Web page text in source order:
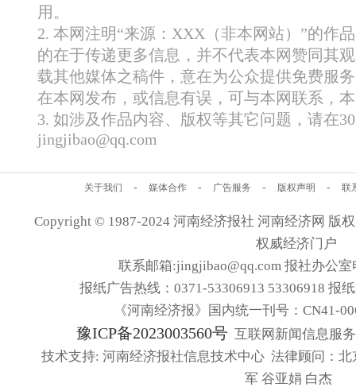
用。
2. 本网注明“来源：XXX（非本网站）”的作
的在于传递更多信息，并不代表本网赞同其
载其他媒体之稿件，意在为公众提供免费服
在本网发布，或信息有误，可与本网联系，
3. 如涉及作品内容、版权等其它问题，请在
jingjibao@qq.com
关于我们 - 媒体合作 - 广告服务 - 版权声明 - 联
Copyright © 1987-2024 河南经济报社 河南经济网 版
权威经济门户
联系邮箱:jingjibao@qq.com 报社办公
报纸广告热线：0371-53306913 53306918 报
《河南经济报》国内统一刊号：CN41-
豫ICP备2023003560号 互联网新闻信息服
技术支持: 河南经济报社信息技术中心 法律顾问：
军 谷亚娟 白杰